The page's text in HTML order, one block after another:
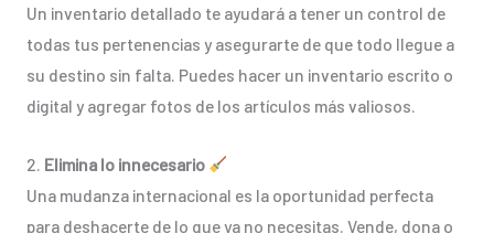
Un inventario detallado te ayudará a tener un control de
todas tus pertenencias y asegurarte de que todo llegue a
su destino sin falta. Puedes hacer un inventario escrito o
digital y agregar fotos de los artículos más valiosos.
2. Elimina lo innecesario
Una mudanza internacional es la oportunidad perfecta
para deshacerte de lo que ya no necesitas. Vende, dona o